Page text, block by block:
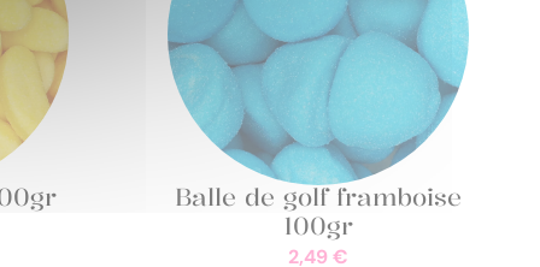
Balle de golf framboise
100gr
2,49€